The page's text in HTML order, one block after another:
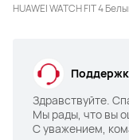
HUAWEI WATCH FIT 4
Здравствуйте.
Мы рады, что вы
С уважением,